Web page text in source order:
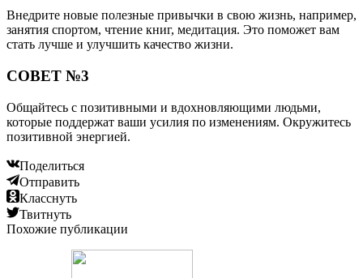
Внедрите новые полезные привычки в свою жизнь, например,
занятия спортом, чтение книг, медитация. Это поможет вам
стать лучше и улучшить качество жизни.
СОВЕТ №3
Общайтесь с позитивными и вдохновляющими людьми,
которые поддержат ваши усилия по изменениям. Окружитесь
позитивной энергией.
Поделиться
Отправить
Класснуть
Твитнуть
Похожие публикации